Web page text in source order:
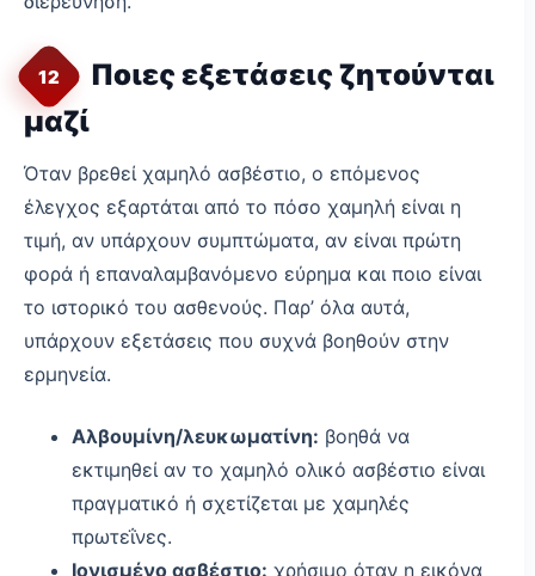
12
Ποιες εξετάσεις ζητούνται
μαζί
Όταν βρεθεί χαμηλό ασβέστιο, ο επόμενος
έλεγχος εξαρτάται από το πόσο χαμηλή είναι η
τιμή, αν υπάρχουν συμπτώματα, αν είναι πρώτη
φορά ή επαναλαμβανόμενο εύρημα και ποιο είναι
το ιστορικό του ασθενούς. Παρ’ όλα αυτά,
υπάρχουν εξετάσεις που συχνά βοηθούν στην
ερμηνεία.
Αλβουμίνη/λευκωματίνη: βοηθά να
εκτιμηθεί αν το χαμηλό ολικό ασβέστιο είναι
πραγματικό ή σχετίζεται με χαμηλές
πρωτεΐνες.
Ιονισμένο ασβέστιο: χρήσιμο όταν η εικόνα